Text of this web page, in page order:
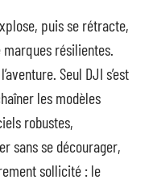
puis se rétracte,
résilientes.
Seul DJI s’est
les modèles
robustes,
sans se décourager,
sollicité : le